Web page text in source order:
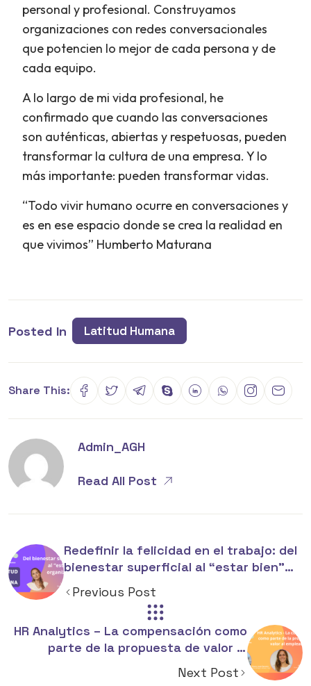
personal y profesional. Construyamos
organizaciones con redes conversacionales
que potencien lo mejor de cada persona y de
cada equipo.
A lo largo de mi vida profesional, he
confirmado que cuando las conversaciones
son auténticas, abiertas y respetuosas, pueden
transformar la cultura de una empresa. Y lo
más importante: pueden transformar vidas.
“Todo vivir humano ocurre en conversaciones y
es en ese espacio donde se crea la realidad en
que vivimos” Humberto Maturana
Posted In Latitud Humana
Share This:
Admin_AGH
Read All Post
Redefinir la felicidad en el trabajo: del
bienestar superficial al “estar bien”
Previous Post
HR Analytics – La compensación como
parte de la propuesta de valor al
Next Post